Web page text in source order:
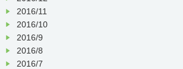
2016/11
2016/10
2016/9
2016/8
2016/7